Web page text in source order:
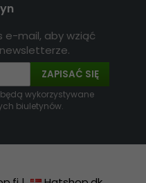
e-mail, aby wziąć
ZAPISAĆ SIĘ
wykorzystywane
biuletynów.